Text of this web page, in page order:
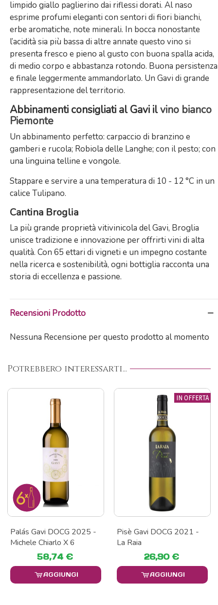
limpido giallo paglierino dai riflessi dorati. Al naso
esprime profumi eleganti con sentori di fiori bianchi,
erbe aromatiche, note minerali. In bocca nonostante
l’acidità sia più bassa di altre annate questo vino si
presenta fresco e pieno al gusto con buona spalla acida,
di medio corpo e abbastanza rotondo. Buona persistenza
e finale leggermente ammandorlato. Un Gavi di grande
rappresentazione del territorio.
Abbinamenti consigliati al Gavi ilvino bianco
Piemonte
Un abbinamento perfetto: carpaccio di branzino e
gamberi e rucola; Robiola delle Langhe; con il pesto; con
una linguina telline e vongole.
Stappare e servire a una temperatura di 10 - 12 °C in un
calice Tulipano.
Cantina Broglia
La più grande proprietà vitivinicola del Gavi, Broglia
unisce tradizione e innovazione per offrirti vini di alta
qualità. Con 65 ettari di vigneti e un impegno costante
nella ricerca e sostenibilità, ogni bottiglia racconta una
storia di eccellenza e passione.
Recensioni Prodotto
Nessuna Recensione per questo prodotto al momento
Potrebbero interessarti...
Palás Gavi DOCG 2025 -
Michele Chiarlo X 6
58,74 €
AGGIUNGI
IN OFFERTA
Pisè Gavi DOCG 2021 -
La Raia
26,90 €
AGGIUNGI